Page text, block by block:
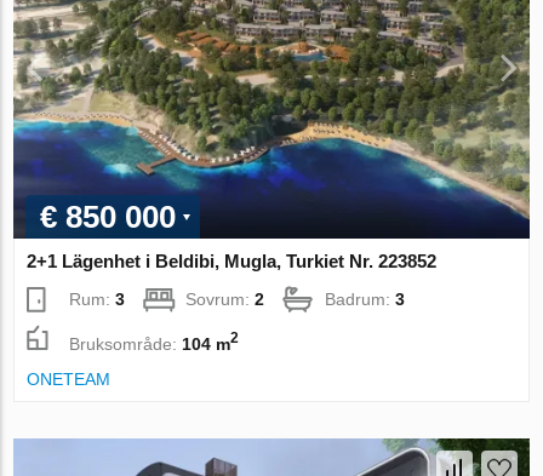
€ 850 000
2+1 Lägenhet i Beldibi, Mugla, Turkiet Nr. 223852
Rum:3 Sovrum:2 Badrum:3
Bruksområde: 104 m2
ONETEAM